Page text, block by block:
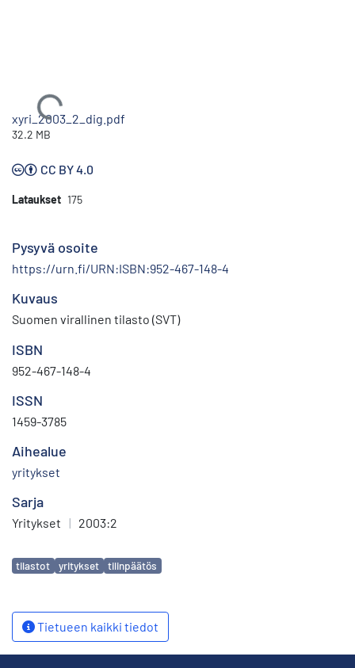
Ladataan...
xyri_2003_2_dig.pdf
32.2 MB
CC BY 4.0
Lataukset 175
Pysyvä osoite
https://urn.fi/URN:ISBN:952-467-148-4
Kuvaus
Suomen virallinen tilasto (SVT)
ISBN
952-467-148-4
ISSN
1459-3785
Aihealue
yritykset
Sarja
Yritykset | 2003:2
Avainsanat
tilastot yritykset tilinpäätös
Tietueen kaikki tiedot